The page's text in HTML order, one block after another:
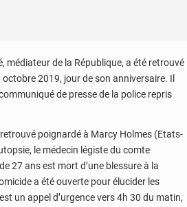
médiateur de la République, a été retrouvé
2019, jour de son anniversaire. Il
de presse de la police repris
poignardé à Marcy Holmes (Etats-
le médecin légiste du comte
27 ans est mort d’une blessure à la
a été ouverte pour élucider les
un appel d’urgence vers 4h 30 du matin,